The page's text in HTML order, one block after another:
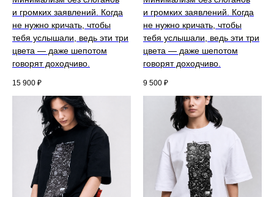
и громких заявлений. Когда
не нужно кричать, чтобы
тебя услышали, ведь эти три
цвета — даже шепотом
говорят доходчиво.
15 900 ₽
и громких заявлений. Когда
не нужно кричать, чтобы
тебя услышали, ведь эти три
цвета — даже шепотом
говорят доходчиво.
9 500 ₽